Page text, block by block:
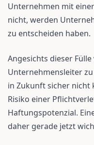
Unternehmen mit
nicht, werden
zu entscheiden haben.
Angesichts dieser
Unternehmensleiter
in Zukunft sicher nicht
Risiko einer
Haftungspotenzial.
daher gerade jetzt